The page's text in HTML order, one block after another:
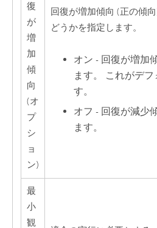
復
が
増
加
傾
向
(オ
プ
シ
ョ
ン)
回復が増加傾向 (正の傾
どうかを指定します。
オン - 回復が増加
ます。 これがデ
す。
オフ - 回復が減少
ます。
最
小
観